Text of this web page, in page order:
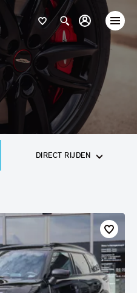
DIRECT RIJDEN